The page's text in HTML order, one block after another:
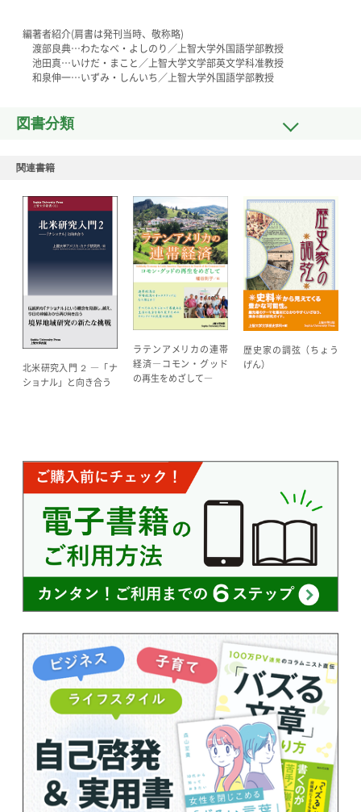
編著者紹介(肩書は発刊当時、敬称略)
渡部良典…わたなべ・よしのり／上智大学外国語学部教授
池田真…いけだ・まこと／上智大学文学部英文学科准教授
和泉伸一…いずみ・しんいち／上智大学外国語学部教授
図書分類
関連書籍
北米研究入門 ２ ―「ナ
ショナル」と向き合う
ラテンアメリカの連帯
経済―コモン・グッド
の再生をめざして―
歴史家の調弦（ちょう
げん）